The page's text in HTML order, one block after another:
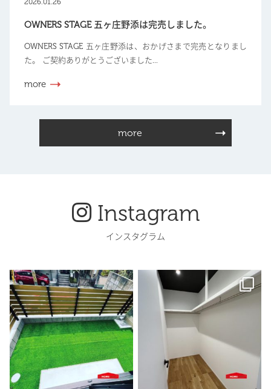
2026.01.26
OWNERS STAGE 五ヶ庄野添は完売しました。
OWNERS STAGE 五ヶ庄野添は、おかげさまで完売となりまし
た。 ご契約ありがとうございました...
more
more
Instagram
インスタグラム